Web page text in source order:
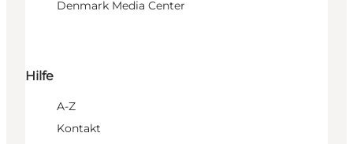
Denmark Media Center
Hilfe
A-Z
Kontakt